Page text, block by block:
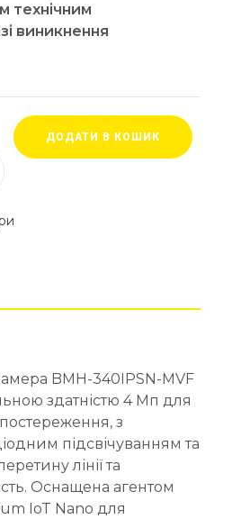
технічним
виникнення
ДОДАТИ В КОШИК
BMH-340IPSN-MVF
здатністю 4 Мп для
з
підсвічуванням та
лінії та
Оснащена агентом
IoT Nano для